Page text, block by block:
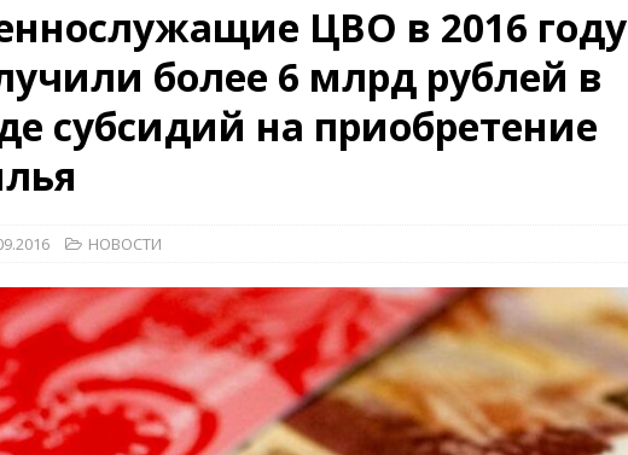
(2026)
ВОЕННО-ИСТОРИЧЕСКИЙ ЖУРНАЛ
НОВОСТИ
КРАСНАЯ ЗВЕЗДА
КРАСНАЯ ЗВЕЗДА
ЦВО в 2016 году
более 6 млрд рублей в
субсидий на приобретение
НОВОСТИ